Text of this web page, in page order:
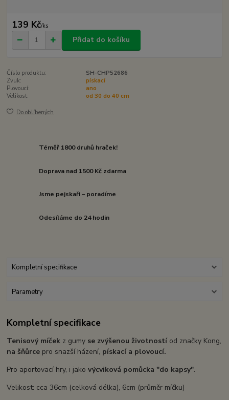
139 Kč/ks
Přidat do košíku
Číslo produktu:
SH-CHP52686
Zvuk:
pískací
Plovoucí:
ano
Velikost:
od 30 do 40 cm
Do oblíbených
Téměř 1800 druhů hraček!
Doprava nad 1500 Kč zdarma
Jsme pejskaři – poradíme
Odesíláme do 24 hodin
Kompletní specifikace
Parametry
Kompletní specifikace
Tenisový míček z gumy se zvýšenou životností od značky Kong,
na šňůrce pro snazší házení, pískací a plovoucí.
Pro aportovací hry, i jakovýcviková pomůcka "do kapsy".
Velikost: cca 36cm (celková délka), 6cm (průměr míčku)